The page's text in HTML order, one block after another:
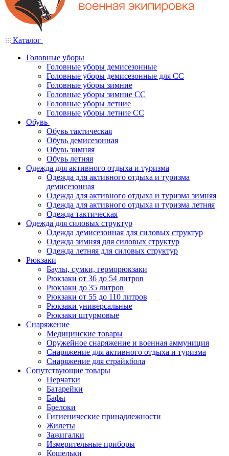
Каталог
Головные уборы
Головные уборы демисезонные
Головные уборы демисезонные для СС
Головные уборы зимние
Головные уборы зимние СС
Головные уборы летние
Головные уборы летние СС
Обувь
Обувь тактическая
Обувь демисезонная
Обувь зимняя
Обувь летняя
Одежда для активного отдыха и туризма
Одежда для активного отдыха и туризма
демисезонная
Одежда для активного отдыха и туризма зимняя
Одежда для активного отдыха и туризма летняя
Одежда тактическая
Одежда для силовых структур
Одежда демисезонная для силовых структур
Одежда зимняя для силовых структур
Одежда летняя для силовых структур
Рюкзаки
Баулы, сумки, герморюкзаки
Рюкзаки от 36 до 54 литров
Рюкзаки до 35 литров
Рюкзаки от 55 до 110 литров
Рюкзаки универсальные
Рюкзаки штурмовые
Снаряжение
Медицинские товары
Оружейное снаряжение и военная аммуниция
Снаряжение для активного отдыха и туризма
Снаряжение для страйкбола
Сопутствующие товары
Перчатки
Батарейки
Бафы
Брелоки
Гигиенические принадлежности
Жилеты
Зажигалки
Измерительные приборы
Кошельки